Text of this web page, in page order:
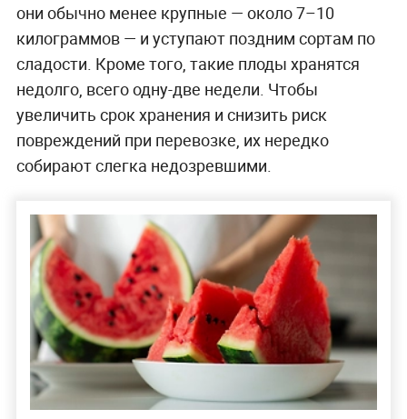
они обычно менее крупные — около 7–10
килограммов — и уступают поздним сортам по
сладости. Кроме того, такие плоды хранятся
недолго, всего одну-две недели. Чтобы
увеличить срок хранения и снизить риск
повреждений при перевозке, их нередко
собирают слегка недозревшими.